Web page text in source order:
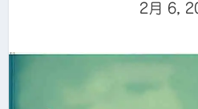
2月 6,